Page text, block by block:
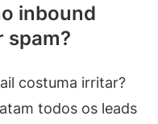
inbound
spam?
costuma irritar?
todos os leads